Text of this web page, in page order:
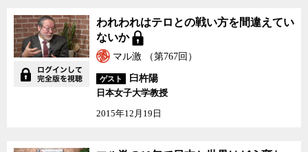
われわれはテロとの戦い方を間違えてい
ないか
マル激 （第767回）
ゲスト
臼杵陽
日本女子大学教授
2015年12月19日